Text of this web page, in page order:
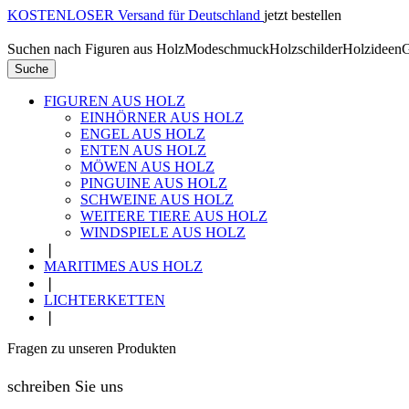
KOSTENLOSER Versand für Deutschland jetzt bestellen
Suchen nach Figuren aus HolzModeschmuckHolzschilderHolzideen
Suche
FIGUREN AUS HOLZ
EINHÖRNER AUS HOLZ
ENGEL AUS HOLZ
ENTEN AUS HOLZ
MÖWEN AUS HOLZ
PINGUINE AUS HOLZ
SCHWEINE AUS HOLZ
WEITERE TIERE AUS HOLZ
WINDSPIELE AUS HOLZ
MARITIMES AUS HOLZ
LICHTERKETTEN
Fragen zu unseren Produkten
schreiben Sie uns